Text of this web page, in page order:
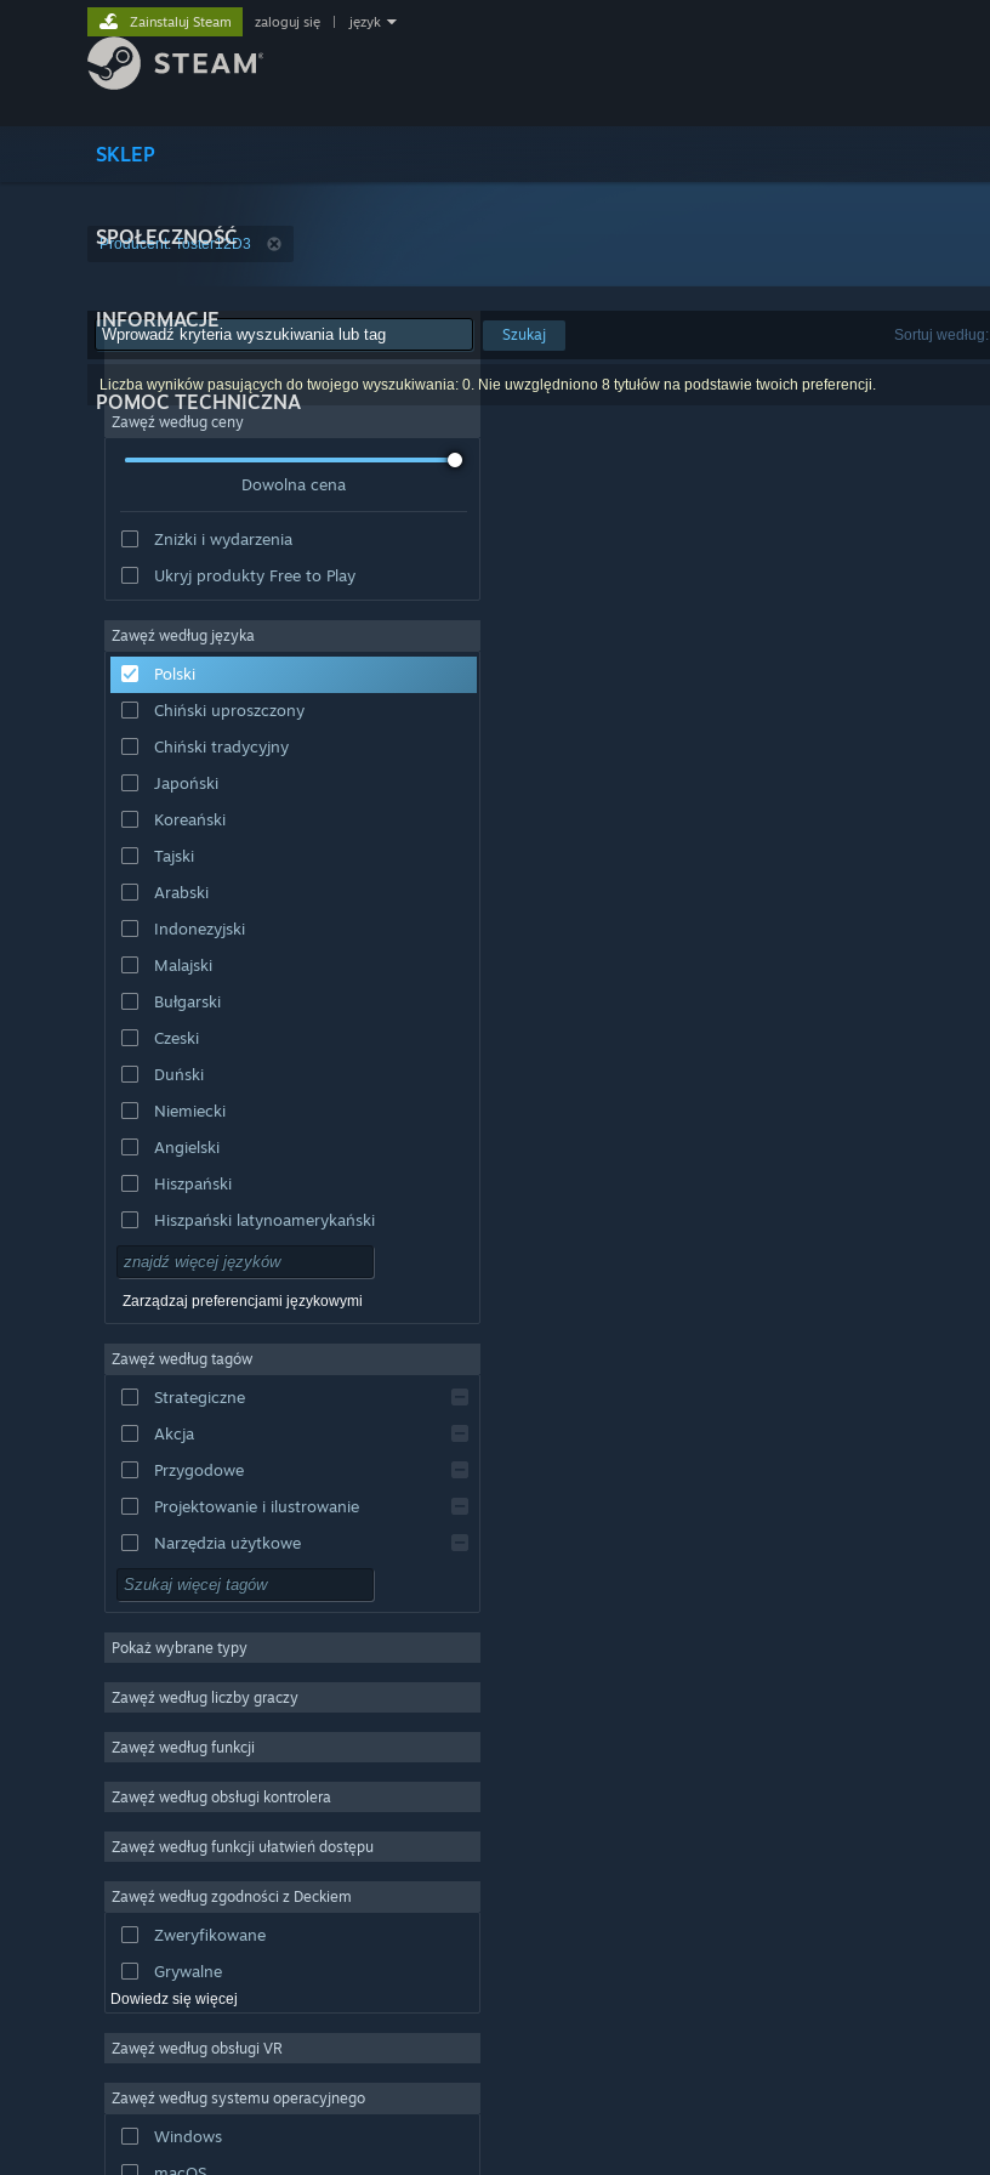
SKLEP
SPOŁECZNOŚĆ
INFORMACJE
POMOC TECHNICZNA
Zainstaluj Steam zaloguj się język
Producent: Toster12D3
Sortuj według:
Szukaj
Liczba wyników pasujących do twojego wyszukiwania: 0. Nie uwzględniono 8 tytułów na podstawie twoich preferencji.
Zawęź według ceny
Dowolna cena
Zniżki i wydarzenia
Ukryj produkty Free to Play
Zawęź według języka
Polski
Chiński uproszczony
Chiński tradycyjny
Japoński
Koreański
Tajski
Arabski
Indonezyjski
Malajski
Bułgarski
Czeski
Duński
Niemiecki
Angielski
Hiszpański
Hiszpański latynoamerykański
Zarządzaj preferencjami językowymi
Zawęź według tagów
Strategiczne
Akcja
Przygodowe
Projektowanie i ilustrowanie
Narzędzia użytkowe
Free to Play
MMO
Niezależne
Rekreacyjne
Symulatory
Obróbka filmów
Obróbka zdjęć
Pokaż wybrane typy
Zawęź według liczby graczy
Zawęź według funkcji
Zawęź według obsługi kontrolera
Zawęź według funkcji ułatwień dostępu
Zawęź według zgodności z Deckiem
Zweryfikowane
Grywalne
Dowiedz się więcej
Zawęź według obsługi VR
Zawęź według systemu operacyjnego
Windows